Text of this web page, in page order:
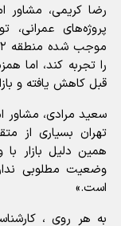
پروژه‌های عمرانی،
را تجربه کند، اما
قبل کاهش یافته و
تهران بسیاری از
همین دلیل بازار
وضعیت مطلوبی
است.»
به هر روی ،